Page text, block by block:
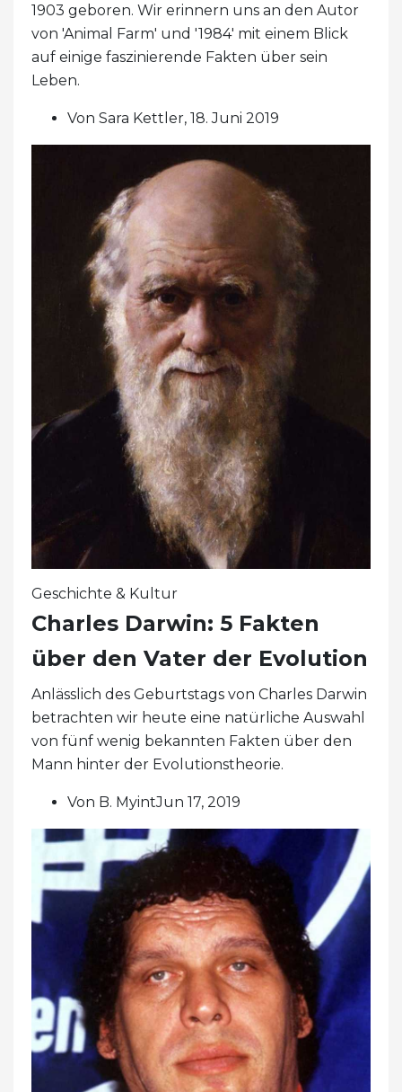
1903 geboren. Wir erinnern uns an den Autor
von 'Animal Farm' und '1984' mit einem Blick
auf einige faszinierende Fakten über sein
Leben.
Von Sara Kettler, 18. Juni 2019
Geschichte & Kultur
Charles Darwin: 5 Fakten
über den Vater der Evolution
Anlässlich des Geburtstags von Charles Darwin
betrachten wir heute eine natürliche Auswahl
von fünf wenig bekannten Fakten über den
Mann hinter der Evolutionstheorie.
Von B. MyintJun 17, 2019